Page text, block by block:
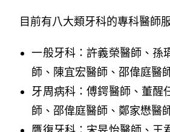
目前有八大類牙科的專科醫師
一般牙科：許義榮醫師、孫
師、陳宜宏醫師、邵偉庭醫
牙周病科：傅鍔醫師、董醒
師、邵偉庭醫師、鄭家懋醫